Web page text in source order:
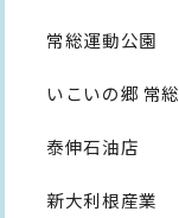
常総運動公園
いこいの郷 常総
泰伸石油店
新大利根産業